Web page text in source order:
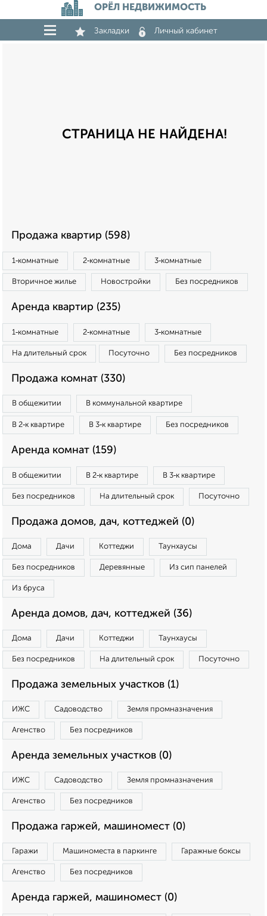
ОРЁЛ НЕДВИЖИМОСТЬ
Закладки Личный кабинет
СТРАНИЦА НЕ НАЙДЕНА!
Продажа квартир (598)
1‑комнатные 2‑комнатные 3‑комнатные
Вторичное жилье Новостройки Без посредников
Аренда квартир (235)
1‑комнатные 2‑комнатные 3‑комнатные
На длительный срок Посуточно Без посредников
Продажа комнат (330)
В общежитии В коммунальной квартире
В 2‑к квартире В 3‑к квартире Без посредников
Аренда комнат (159)
В общежитии В 2‑к квартире В 3‑к квартире
Без посредников На длительный срок Посуточно
Продажа домов, дач, коттеджей (0)
Дома Дачи Коттеджи Таунхаусы
Без посредников Деревянные Из сип панелей
Из бруса
Аренда домов, дач, коттеджей (36)
Дома Дачи Коттеджи Таунхаусы
Без посредников На длительный срок Посуточно
Продажа земельных участков (1)
ИЖС Садоводство Земля промназначения
Агенство Без посредников
Аренда земельных участков (0)
ИЖС Садоводство Земля промназначения
Агенство Без посредников
Продажа гаржей, машиномест (0)
Гаражи Машиноместа в паркинге Гаражные боксы
Агенство Без посредников
Аренда гаржей, машиномест (0)